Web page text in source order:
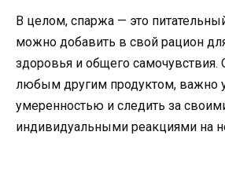
В целом, спаржа — это
можно добавить в свой рацион
здоровья и общего самочувствия.
любым другим продуктом, важно
умеренностью и следить за
индивидуальными реакциями на